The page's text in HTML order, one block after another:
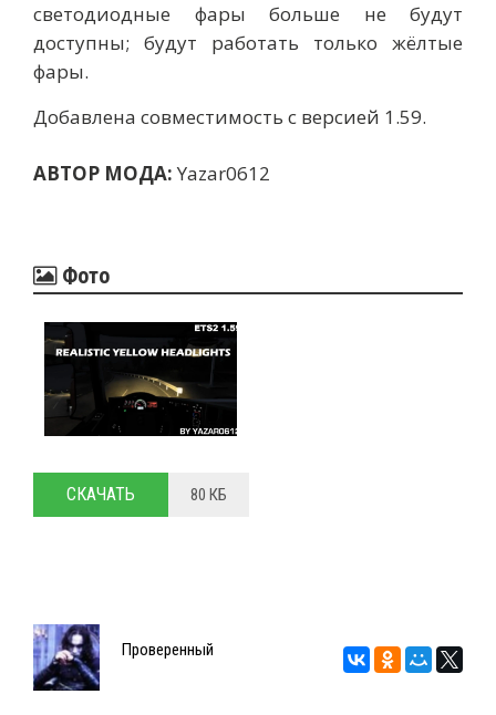
светодиодные фары больше не будут
доступны; будут работать только жёлтые
фары.
Добавлена ​​совместимость с версией 1.59.
АВТОР МОДА: Yazar0612
Фото
СКАЧАТЬ 80 КБ
Проверенный